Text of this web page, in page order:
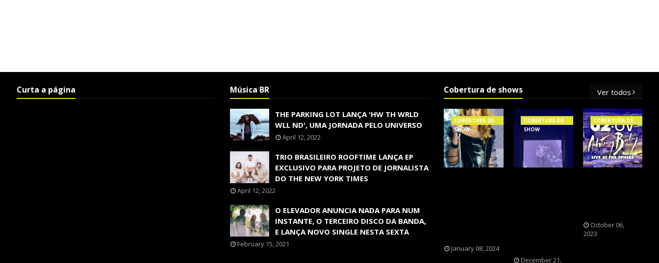
Curta a página Música BR
THE PARKING LOT LANÇA 'HW TH WRLD
WLL ND', UMA JORNADA PELO UNIVERSO
April 12, 2022
TRIO BRASILEIRO ROOFTIME LANÇA EP
EXCLUSIVO PARA PROJETO DE JORNALISTA
DO THE NEW YORK TIMES
April 12, 2022
O ELEVADOR ANUNCIA NADA PARA NUM
INSTANTE, O TERCEIRO DISCO DA BANDA,
E LANÇA NOVO SINGLE NESTA SEXTA
February 15, 2021
Cobertura de shows Ver todos
COBERTURA DE
SHOW
January 08, 2024
COBERTURA DE
SHOW
December 21,
COBERTURA DE
SHOW
October 06,
2023